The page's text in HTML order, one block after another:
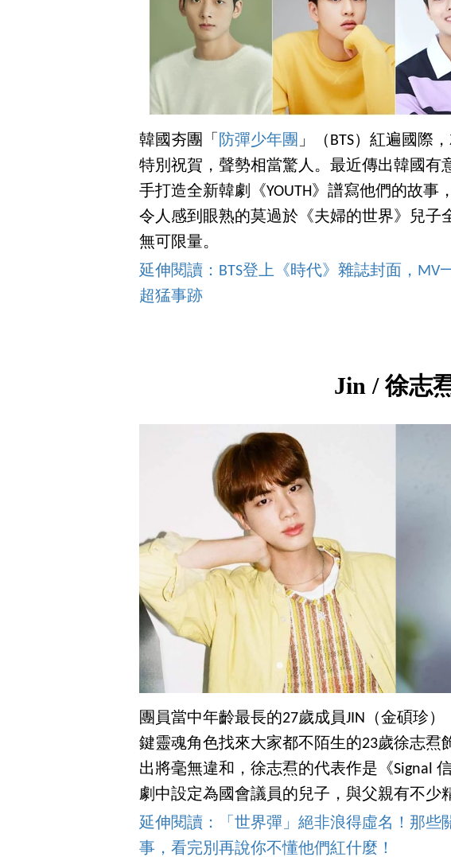
韓國夯團「 防彈少年團 」（BTS）紅遍國際
特別祝賀，聲勢相當驚人。最近傳出韓國有
手打造全新韓劇《YOUTH》譜寫他們的故事
令人感到眼熟的莫過於《夫婦的世界》兒子
無可限量。
延伸閱讀：BTS登上《時代》雜誌封面，MV
超猛事跡
Jin / 徐志
團員當中年齡最長的27歲成員JIN（金碩珍）
鍵靈魂角色找來大家都不陌生的23歲徐志焄
出將毫無違和，徐志焄的代表作是《Signal
劇中設定為國會議員的兒子，與父親有不少
延伸閱讀：「世界彈」絕非浪得虛名！那些
事，看完別再說你不懂他們紅什麼！